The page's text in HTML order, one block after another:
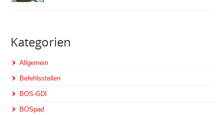
Kategorien
Allgemein
Befehlsstellen
BOS-GDI
BOSpad